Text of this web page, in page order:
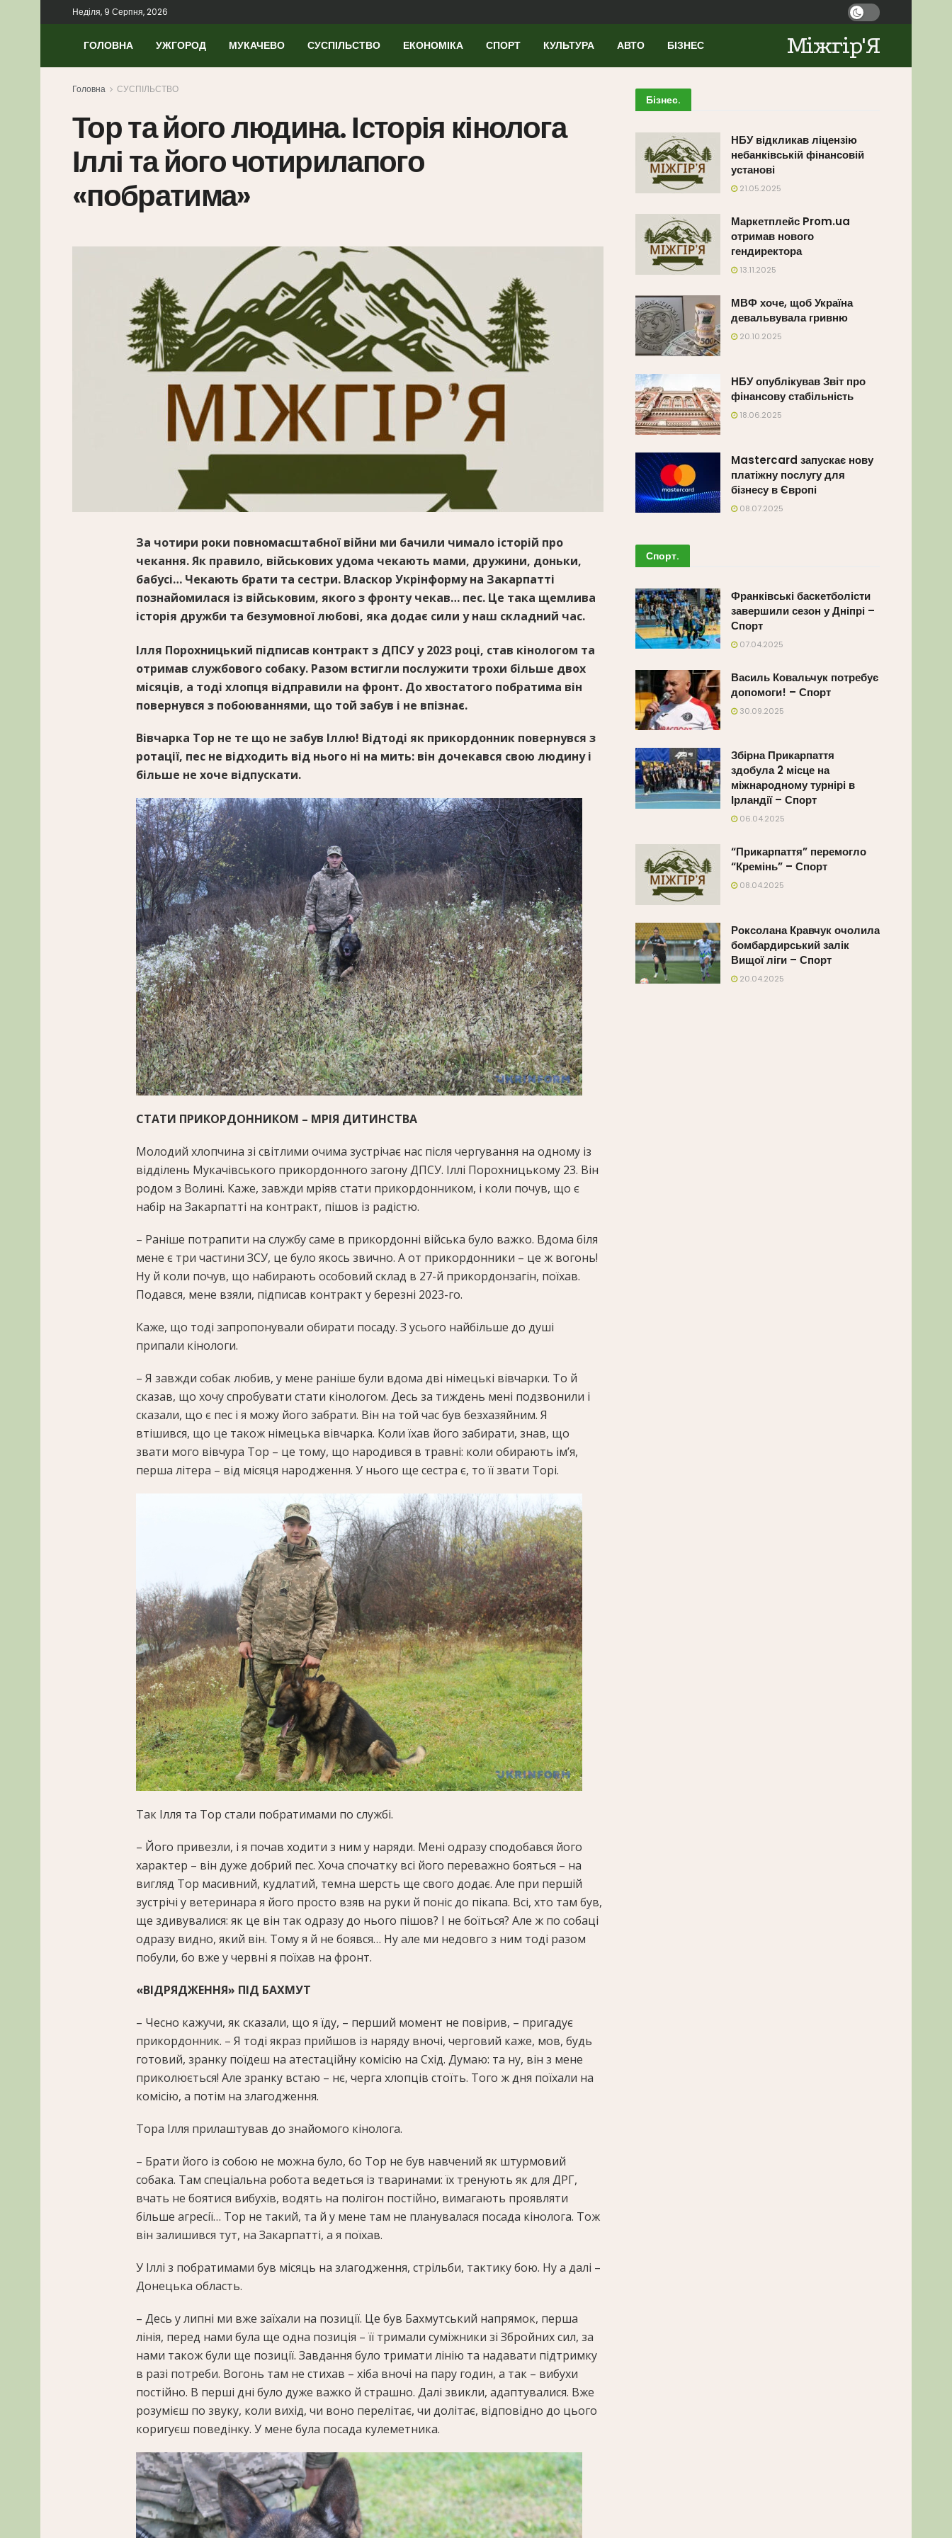
Неділя, 9 Серпня, 2026
ГОЛОВНА УЖГОРОД МУКАЧЕВО СУСПІЛЬСТВО ЕКОНОМІКА СПОРТ КУЛЬТУРА АВТО БІЗНЕС Міжгір'Я
Головна СУСПІЛЬСТВО
Тор та його людина. Історія кінолога
Іллі та його чотирилапого
«побратима»
За чотири роки повномасштабної війни ми бачили чимало історій про
чекання. Як правило, військових удома чекають мами, дружини, доньки,
бабусі… Чекають брати та сестри. Власкор Укрінформу на Закарпатті
познайомилася із військовим, якого з фронту чекав… пес. Це така щемлива
історія дружби та безумовної любові, яка додає сили у наш складний час.
Ілля Порохницький підписав контракт з ДПСУ у 2023 році, став кінологом та
отримав службового собаку. Разом встигли послужити трохи більше двох
місяців, а тоді хлопця відправили на фронт. До хвостатого побратима він
повернувся з побоюваннями, що той забув і не впізнає.
Вівчарка Тор не те що не забув Іллю! Відтоді як прикордонник повернувся з
ротації, пес не відходить від нього ні на мить: він дочекався свою людину і
більше не хоче відпускати.
СТАТИ ПРИКОРДОННИКОМ – МРІЯ ДИТИНСТВА
Молодий хлопчина зі світлими очима зустрічає нас після чергування на одному із
відділень Мукачівського прикордонного загону ДПСУ. Іллі Порохницькому 23. Він
родом з Волині. Каже, завжди мріяв стати прикордонником, і коли почув, що є
набір на Закарпатті на контракт, пішов із радістю.
– Раніше потрапити на службу саме в прикордонні війська було важко. Вдома біля
мене є три частини ЗСУ, це було якось звично. А от прикордонники – це ж вогонь!
Ну й коли почув, що набирають особовий склад в 27-й прикордонзагін, поїхав.
Подався, мене взяли, підписав контракт у березні 2023-го.
Каже, що тоді запропонували обирати посаду. З усього найбільше до душі
припали кінологи.
– Я завжди собак любив, у мене раніше були вдома дві німецькі вівчарки. То й
сказав, що хочу спробувати стати кінологом. Десь за тиждень мені подзвонили і
сказали, що є пес і я можу його забрати. Він на той час був безхазяйним. Я
втішився, що це також німецька вівчарка. Коли їхав його забирати, знав, що
звати мого вівчура Тор – це тому, що народився в травні: коли обирають ім’я,
перша літера – від місяця народження. У нього ще сестра є, то її звати Торі.
Так Ілля та Тор стали побратимами по службі.
– Його привезли, і я почав ходити з ним у наряди. Мені одразу сподобався його
характер – він дуже добрий пес. Хоча спочатку всі його переважно бояться – на
вигляд Тор масивний, кудлатий, темна шерсть ще свого додає. Але при першій
зустрічі у ветеринара я його просто взяв на руки й поніс до пікапа. Всі, хто там був,
ще здивувалися: як це він так одразу до нього пішов? І не боїться? Але ж по собаці
одразу видно, який він. Тому я й не боявся… Ну але ми недовго з ним тоді разом
побули, бо вже у червні я поїхав на фронт.
«ВІДРЯДЖЕННЯ» ПІД БАХМУТ
– Чесно кажучи, як сказали, що я їду, – перший момент не повірив, – пригадує
прикордонник. – Я тоді якраз прийшов із наряду вночі, черговий каже, мов, будь
готовий, зранку поїдеш на атестаційну комісію на Схід. Думаю: та ну, він з мене
приколюється! Але зранку встаю – нє, черга хлопців стоїть. Того ж дня поїхали на
комісію, а потім на злагодження.
Тора Ілля прилаштував до знайомого кінолога.
– Брати його із собою не можна було, бо Тор не був навчений як штурмовий
собака. Там спеціальна робота ведеться із тваринами: їх тренують як для ДРГ,
вчать не боятися вибухів, водять на полігон постійно, вимагають проявляти
більше агресії… Тор не такий, та й у мене там не планувалася посада кінолога. Тож
він залишився тут, на Закарпатті, а я поїхав.
У Іллі з побратимами був місяць на злагодження, стрільби, тактику бою. Ну а далі –
Донецька область.
– Десь у липні ми вже заїхали на позиції. Це був Бахмутський напрямок, перша
лінія, перед нами була ще одна позиція – її тримали суміжники зі Збройних сил, за
нами також були ще позиції. Завдання було тримати лінію та надавати підтримку
в разі потреби. Вогонь там не стихав – хіба вночі на пару годин, а так – вибухи
постійно. В перші дні було дуже важко й страшно. Далі звикли, адаптувалися. Вже
розумієш по звуку, коли вихід, чи воно перелітає, чи долітає, відповідно до цього
коригуєш поведінку. У мене була посада кулеметника.
Бізнес.
НБУ відкликав ліцензію
небанківській фінансовій
установі
21.05.2025
Маркетплейс Prom.ua
отримав нового
гендиректора
13.11.2025
МВФ хоче, щоб Україна
девальвувала гривню
20.10.2025
НБУ опублікував Звіт про
фінансову стабільність
18.06.2025
Mastercard запускає нову
платіжну послугу для
бізнесу в Європі
08.07.2025
Спорт.
Франківські баскетболісти
завершили сезон у Дніпрі –
Спорт
07.04.2025
Василь Ковальчук потребує
допомоги! – Спорт
30.09.2025
Збірна Прикарпаття
здобула 2 місце на
міжнародному турнірі в
Ірландії – Спорт
06.04.2025
“Прикарпаття” перемогло
“Кремінь” – Спорт
08.04.2025
Роксолана Кравчук очолила
бомбардирський залік
Вищої ліги – Спорт
20.04.2025